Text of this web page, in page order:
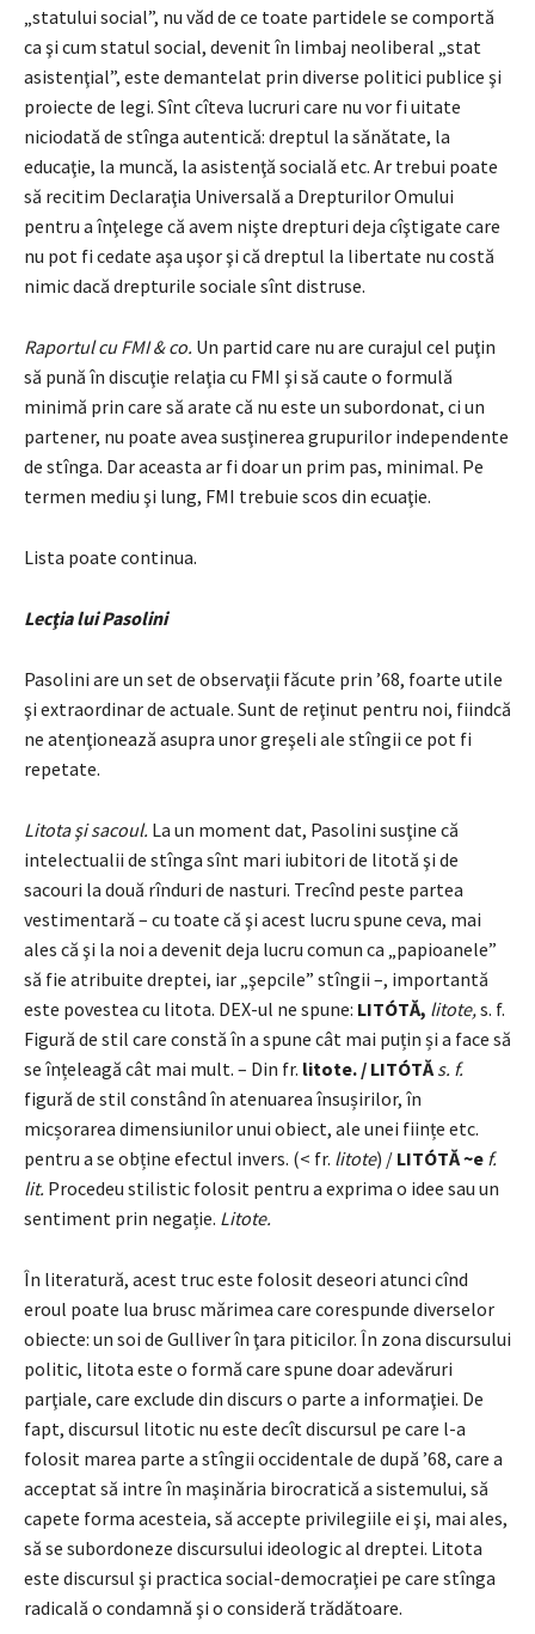
„statului social”, nu văd de ce toate partidele se comportă
ca şi cum statul social, devenit în limbaj neoliberal „stat
asistenţial”, este demantelat prin diverse politici publice şi
proiecte de legi. Sînt cîteva lucruri care nu vor fi uitate
niciodată de stînga autentică: dreptul la sănătate, la
educaţie, la muncă, la asistenţă socială etc. Ar trebui poate
să recitim Declaraţia Universală a Drepturilor Omului
pentru a înţelege că avem nişte drepturi deja cîştigate care
nu pot fi cedate aşa uşor şi că dreptul la libertate nu costă
nimic dacă drepturile sociale sînt distruse.
Raportul cu FMI & co. Un partid care nu are curajul cel puţin
să pună în discuţie relaţia cu FMI şi să caute o formulă
minimă prin care să arate că nu este un subordonat, ci un
partener, nu poate avea susţinerea grupurilor independente
de stînga. Dar aceasta ar fi doar un prim pas, minimal. Pe
termen mediu şi lung, FMI trebuie scos din ecuaţie.
Lista poate continua.
Lecţia lui Pasolini
Pasolini are un set de observaţii făcute prin ’68, foarte utile
şi extraordinar de actuale. Sunt de reţinut pentru noi, fiindcă
ne atenţionează asupra unor greşeli ale stîngii ce pot fi
repetate.
Litota şi sacoul. La un moment dat, Pasolini susţine că
intelectualii de stînga sînt mari iubitori de litotă şi de
sacouri la două rînduri de nasturi. Trecînd peste partea
vestimentară – cu toate că şi acest lucru spune ceva, mai
ales că şi la noi a devenit deja lucru comun ca „papioanele”
să fie atribuite dreptei, iar „şepcile” stîngii –, importantă
este povestea cu litota. DEX-ul ne spune: LITÓTĂ, litote,s. f.
Figură de stil care constă în a spune cât mai puțin și a face să
se înțeleagă cât mai mult. – Din fr. litote. / LITÓTĂ s. f.
figură de stil constând în atenuarea însușirilor, în
micșorarea dimensiunilor unui obiect, ale unei ființe etc.
pentru a se obține efectul invers. (< fr. litote) / LITÓTĂ ~e f.
lit. Procedeu stilistic folosit pentru a exprima o idee sau un
sentiment prin negație. Litote.
În literatură, acest truc este folosit deseori atunci cînd
eroul poate lua brusc mărimea care corespunde diverselor
obiecte: un soi de Gulliver în ţara piticilor. În zona discursului
politic, litota este o formă care spune doar adevăruri
parţiale, care exclude din discurs o parte a informaţiei. De
fapt, discursul litotic nu este decît discursul pe care l-a
folosit marea parte a stîngii occidentale de după ’68, care a
acceptat să intre în maşinăria birocratică a sistemului, să
capete forma acesteia, să accepte privilegiile ei şi, mai ales,
să se subordoneze discursului ideologic al dreptei. Litota
este discursul şi practica social-democraţiei pe care stînga
radicală o condamnă şi o consideră trădătoare.